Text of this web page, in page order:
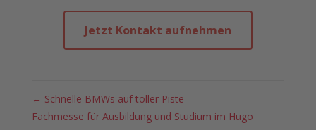
Jetzt Kontakt aufnehmen
← Schnelle BMWs auf toller Piste
Fachmesse für Ausbildung und Studium im Hugo